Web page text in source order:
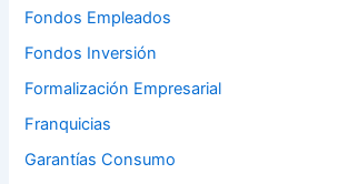
Fondos Empleados
Fondos Inversión
Formalización Empresarial
Franquicias
Garantías Consumo